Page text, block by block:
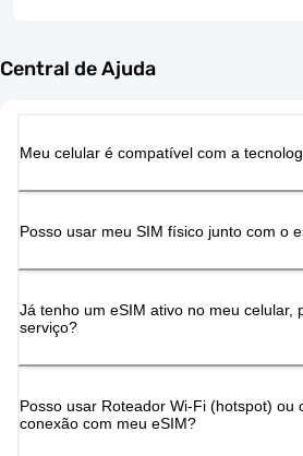
Central de Ajuda
Meu celular é compatível com a
Posso usar meu SIM físico junto com o
Já tenho um eSIM ativo no meu celular,
serviço?
Posso usar Roteador Wi-Fi (hotspot) ou
conexão com meu eSIM?